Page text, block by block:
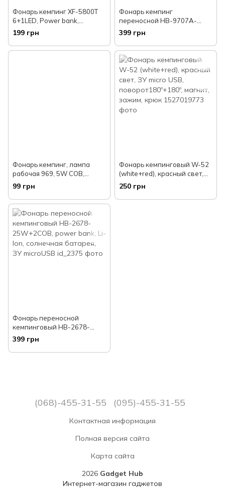
Фонарь кемпинг XF-5800T
6+1LED, Power bank,
солнечная батарея
199 грн
Фонарь кемпинг
переносной HB-9707A-
1LED+COB+LED, power bank,
Li-Ion, солнечная батарея,
ЗУ microUSB
399 грн
Фонарь кемпинг, лампа
рабочая 969, 5W COB,
3*AAA , фонарик на магните
с поворотом
99 грн
Фонарь кемпинговый W-52
(white+red), красный свет,
ЗУ micro USB,
поворот180º+180º, магнит,
зажим, крюк
250 грн
Фонарь переносной
кемпинговый HB-2678-
25W+2COB, power bank, Li-
Ion, солнечная батарея, ЗУ
microUSB
399 грн
(068)-455-31-55 (095)-455-31-55
Контактная информация
Полная версия сайта
Карта сайта
2026 Gadget Hub
Интернет-магазин гаджетов